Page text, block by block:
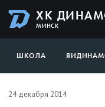
ХК
МИНСК
ШКОЛА
24 декабря 2014